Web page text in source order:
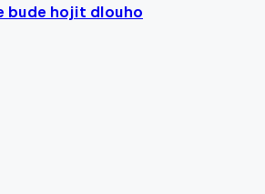
bude hojit dlouho